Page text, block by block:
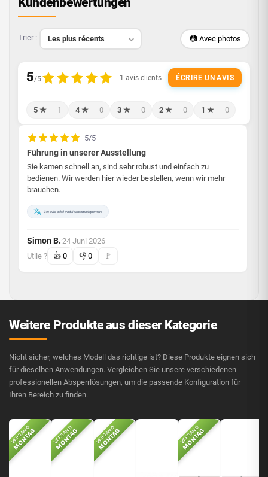
Trier : 📷 Avec photos
5 ★ 1 4 ★ 0 3 ★ 0 2 ★ 0 1 ★ 0
ÉCRIRE UN AVIS
5/5
Führung in unserer Ausstellung
Sie kamen schnell an, sind sehr robust und einfach zu
bedienen. Wir werden hier wieder bestellen, wenn wir mehr
brauchen.
Cet avis a été traduit automatiquement
Simon B. 24 Juni 2026
Utile ?
👍 0 👎 0 🚩
Weitere Produkte aus dieser Kategorie
Nicht sicher, welches Modell das richtige ist? Diese Produkte eignen sich
für dieselben Anwendungen. Vergleichen Sie unsere verschiedenen
professionellen Absperrlösungen, um die passende Konfiguration für
Ihren Bereich zu finden.
VERSAND
MONTAG VERSAND
MONTAG VERSAND
MONTAG VERSAND
MONTAG